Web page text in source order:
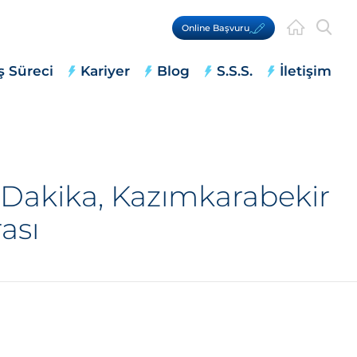
Online Başvuru
Süreci Kariyer Blog S.S.S. İletişim
Kazımkarabekir